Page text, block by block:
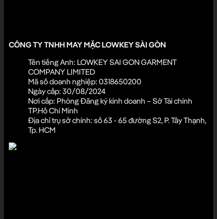
CÔNG TY TNHH MAY MẶC LOWKEY SÀI GÒN
Tên tiếng Anh: LOWKEY SAI GON GARMENT
COMPANY LIMITED
Mã số doanh nghiệp: 0318650200
Ngày cấp: 30/08/2024
Nơi cấp: Phòng Đăng ký kinh doanh – Sở Tài chính
TP.Hồ Chí Minh
Địa chỉ trụ sở chính: số 63 - 65 đường S2, P. Tây Thạnh,
Tp. HCM